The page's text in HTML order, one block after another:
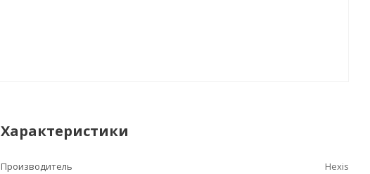
Характеристики
Производитель
Hexis